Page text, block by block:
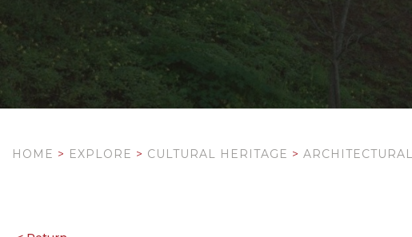
HOME > EXPLORE > CULTURAL HERITAGE >